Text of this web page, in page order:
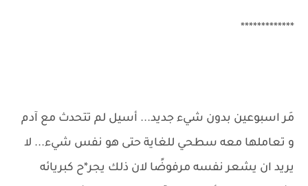
*************
مَر اسبوعين بدون شيء جديد... أسيل لم تتحدث مع آدم
و تعاملها معه سطحي للغاية حتى هو نفس شيء... لا
يريد ان يشعر نفسه مرفوضًا لان ذلك يجر*ح كبريائه